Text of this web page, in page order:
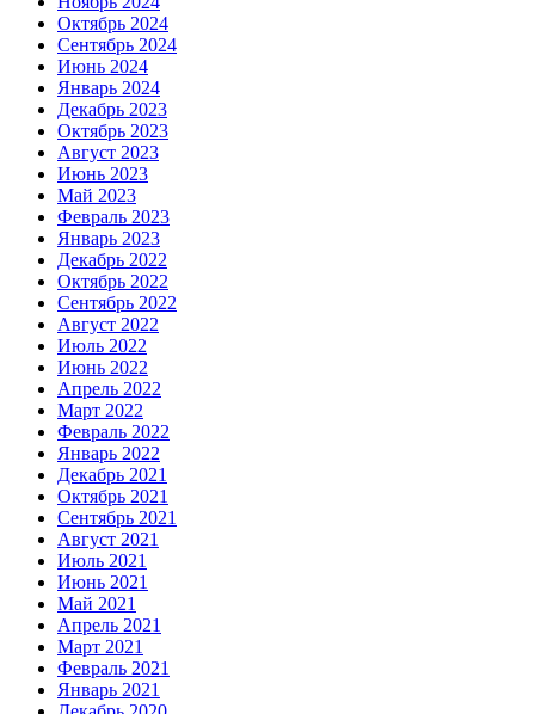
Октябрь 2024
Сентябрь 2024
Июнь 2024
Январь 2024
Декабрь 2023
Октябрь 2023
Август 2023
Июнь 2023
Май 2023
Февраль 2023
Январь 2023
Декабрь 2022
Октябрь 2022
Сентябрь 2022
Август 2022
Июль 2022
Июнь 2022
Апрель 2022
Март 2022
Февраль 2022
Январь 2022
Декабрь 2021
Октябрь 2021
Сентябрь 2021
Август 2021
Июль 2021
Июнь 2021
Май 2021
Апрель 2021
Март 2021
Февраль 2021
Январь 2021